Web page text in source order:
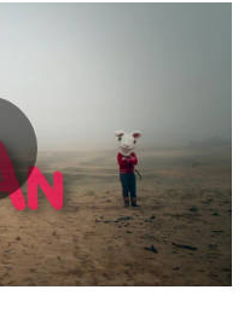
02:16